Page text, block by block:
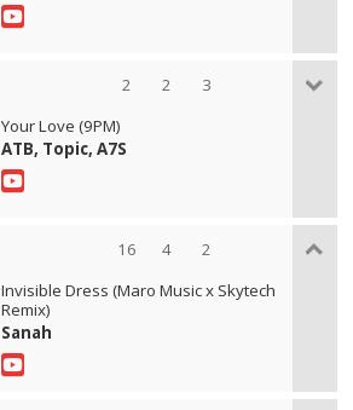
2 2 3
Your Love (9PM)
ATB, Topic, A7S
16 4 2
Invisible Dress (Maro Music x Skytech
Remix)
Sanah